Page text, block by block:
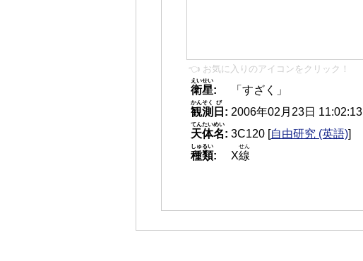
👈 お気に入りのアイコンをクリック！
衛星
えいせい
:
「すざく」
観測
かんそく
日
び
: 2006年02月23日 11:02:13
天体名
てんたいめい
: 3C120 [自由研究 (英語)]
種類
しゅるい
: X線
せん